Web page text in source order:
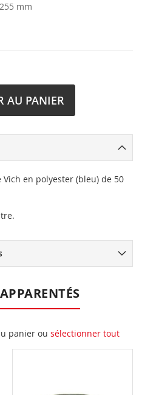
mm
AU PANIER
en polyester (bleu) de 50
panier ou sélectionner tout